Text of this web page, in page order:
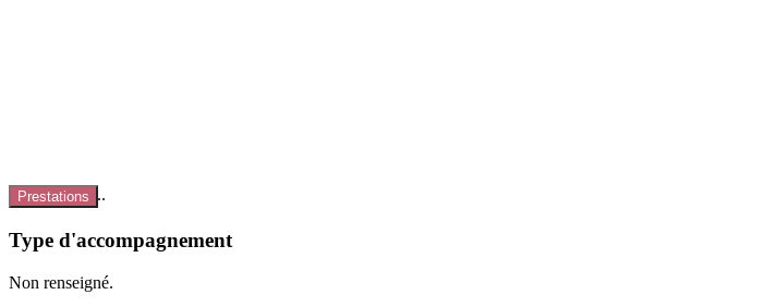
Chargement...
Prestations
Type d'accompagnement
Non renseigné.